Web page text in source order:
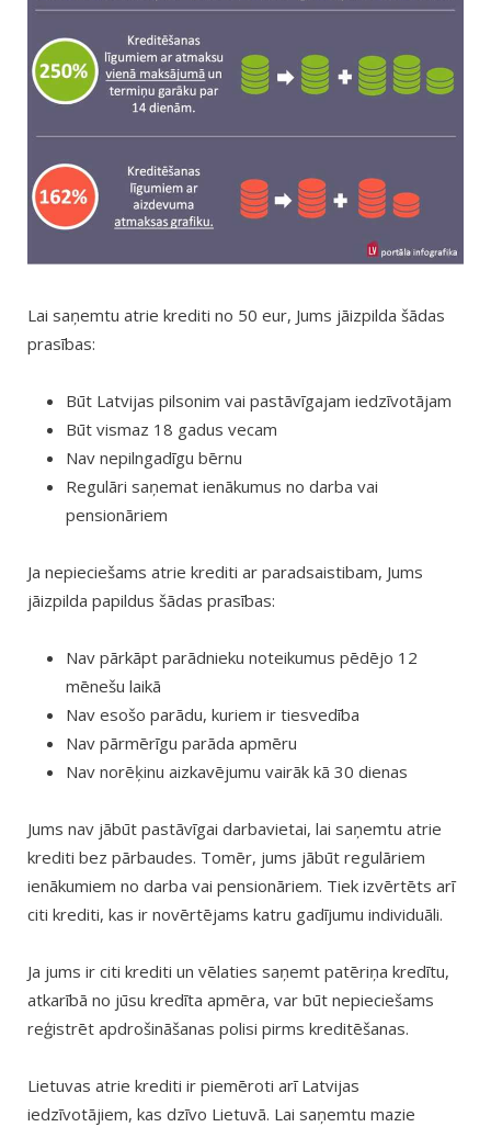
Lai saņemtu atrie krediti no 50 eur, Jums jāizpilda šādas
prasības:
Būt Latvijas pilsonim vai pastāvīgajam iedzīvotājam
Būt vismaz 18 gadus vecam
Nav nepilngadīgu bērnu
Regulāri saņemat ienākumus no darba vai
pensionāriem
Ja nepieciešams atrie krediti ar paradsaistibam, Jums
jāizpilda papildus šādas prasības:
Nav pārkāpt parādnieku noteikumus pēdējo 12
mēnešu laikā
Nav esošo parādu, kuriem ir tiesvedība
Nav pārmērīgu parāda apmēru
Nav norēķinu aizkavējumu vairāk kā 30 dienas
Jums nav jābūt pastāvīgai darbavietai, lai saņemtu atrie
krediti bez pārbaudes. Tomēr, jums jābūt regulāriem
ienākumiem no darba vai pensionāriem. Tiek izvērtēts arī
citi krediti, kas ir novērtējams katru gadījumu individuāli.
Ja jums ir citi krediti un vēlaties saņemt patēriņa kredītu,
atkarībā no jūsu kredīta apmēra, var būt nepieciešams
reģistrēt apdrošināšanas polisi pirms kreditēšanas.
Lietuvas atrie krediti ir piemēroti arī Latvijas
iedzīvotājiem, kas dzīvo Lietuvā. Lai saņemtu mazie